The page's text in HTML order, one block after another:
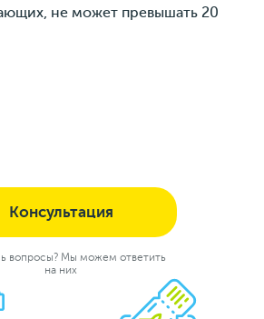
не может превышать 20
Консультация
вопросы? Мы можем ответить
на них